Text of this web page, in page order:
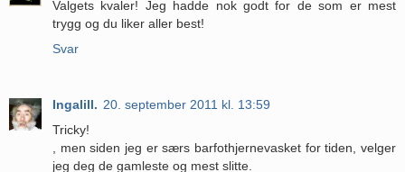
Valgets kvaler! Jeg hadde nok godt for de som er mest
trygg og du liker aller best!
Svar
Ingalill. 20. september 2011 kl. 13:59
Tricky!
, men siden jeg er særs barfothjernevasket for tiden, velger
jeg deg de gamleste og mest slitte.